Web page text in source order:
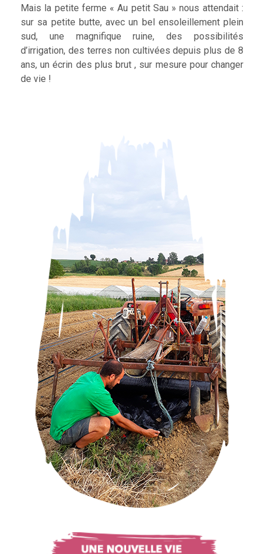
Mais la petite ferme « Au petit Sau » nous attendait :
sur sa petite butte, avec un bel ensoleillement plein
sud, une magnifique ruine, des possibilités
d’irrigation, des terres non cultivées depuis plus de 8
ans, un écrin des plus brut , sur mesure pour changer
de vie !